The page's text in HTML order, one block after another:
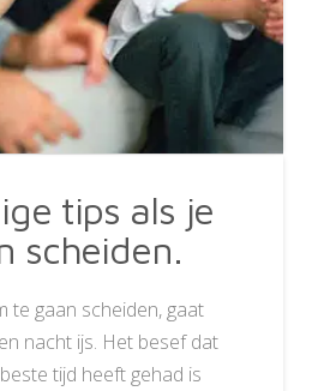
tips als je
scheiden.
te gaan scheiden, gaat
nacht ijs. Het besef dat
tijd heeft gehad is